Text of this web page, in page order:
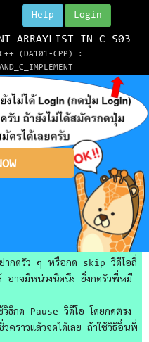
Login
Help
(DA101-CPP) :
ากดรัว ๆ หรือกด skip วิดีโอถี่
อาจมีหน่วงนิดนึง ยิ่งกดรัวพี่หมี
วิธีกด Pause วิดีโอ โดยกดตรง
คราวแล้วจดได้เลย ถ้าใช้วิธีอื่นพี่